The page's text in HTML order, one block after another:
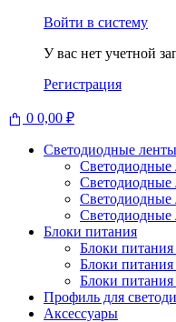
Войти в систему
У вас нет учетной
Регистрация
0 0,00 ₽
Светодиодные ленты
Светодиодные
Светодиодные
Светодиодные
Светодиодные
Блоки питания
Блоки
Блоки
Блоки питания
Профиль для
Аксессуары